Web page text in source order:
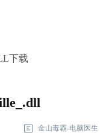
下载
金山毒霸-电脑医生